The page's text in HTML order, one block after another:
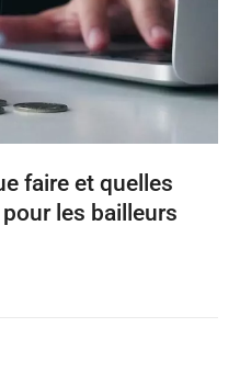
faire et quelles
les bailleurs